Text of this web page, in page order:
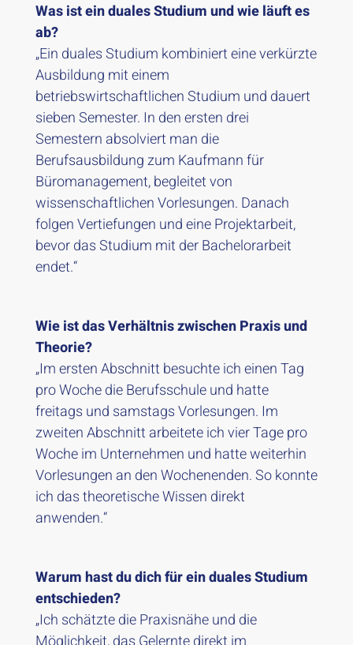
Was ist ein duales Studium und wie läuft es
ab?
„Ein duales Studium kombiniert eine verkürzte
Ausbildung mit einem
betriebswirtschaftlichen Studium und dauert
sieben Semester. In den ersten drei
Semestern absolviert man die
Berufsausbildung zum Kaufmann für
Büromanagement, begleitet von
wissenschaftlichen Vorlesungen. Danach
folgen Vertiefungen und eine Projektarbeit,
bevor das Studium mit der Bachelorarbeit
endet.“
Wie ist das Verhältnis zwischen Praxis und
Theorie?
„Im ersten Abschnitt besuchte ich einen Tag
pro Woche die Berufsschule und hatte
freitags und samstags Vorlesungen. Im
zweiten Abschnitt arbeitete ich vier Tage pro
Woche im Unternehmen und hatte weiterhin
Vorlesungen an den Wochenenden. So konnte
ich das theoretische Wissen direkt
anwenden.“
Warum hast du dich für ein duales Studium
entschieden?
„Ich schätzte die Praxisnähe und die